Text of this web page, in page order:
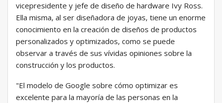
vicepresidente y jefe de diseño de hardware Ivy Ross.
Ella misma, al ser diseñadora de joyas, tiene un enorme
conocimiento en la creación de diseños de productos
personalizados y optimizados, como se puede
observar a través de sus vívidas opiniones sobre la
construcción y los productos.
"El modelo de Google sobre cómo optimizar es
excelente para la mayoría de las personas en la